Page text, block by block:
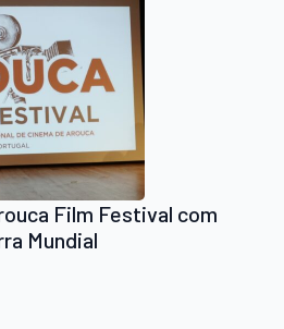
Film Festival com
Mundial